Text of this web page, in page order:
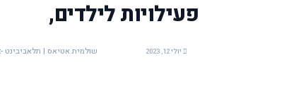
פעילויות לילדים,
יולי 12, 2023 שולמית אטיאס | תלאביבינט -Tel Avivi Net